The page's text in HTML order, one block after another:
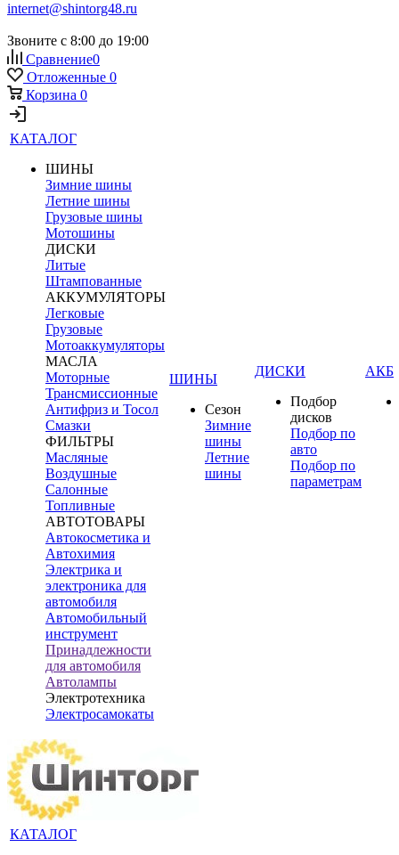
internet@shintorg48.ru
Звоните с 8:00 до 19:00
Сравнение0
Отложенные 0
Корзина 0
КАТАЛОГ
ШИНЫ
Зимние шины
Летние шины
Грузовые шины
Мотошины
ДИСКИ
Литые
Штампованные
АККУМУЛЯТОРЫ
Легковые
Грузовые
Мотоаккумуляторы
МАСЛА
Моторные
Трансмиссионные
Антифриз и Тосол
Смазки
ФИЛЬТРЫ
Масляные
Воздушные
Салонные
Топливные
АВТОТОВАРЫ
Автокосметика и
Автохимия
Электрика и
электроника для
автомобиля
Автомобильный
инструмент
Принадлежности
для автомобиля
Автолампы
Электротехника
Электросамокаты
ШИНЫ
Сезон
Зимние
шины
Летние
шины
ДИСКИ
Подбор
дисков
Подбор по
авто
Подбор по
параметрам
АКБ
КАТАЛОГ